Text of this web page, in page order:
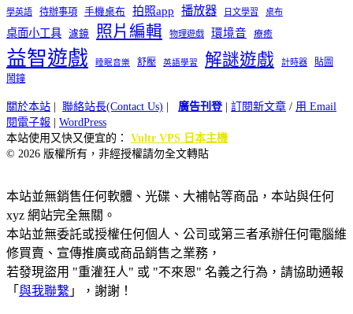
學英語 待辦事項 手機桌布 拍照app 播放器 日文學習 桌布
桌面小工具 濾鏡 照片編輯 物理遊戲 環境音 療癒
益智遊戲 睡眠音樂 舒壓 英語學習 解謎遊戲 計時器
貼圖
鬧鐘
關於本站 | 聯絡站長(Contact Us) | 廣告刊登| 訂閱新文章 / 用 Email
閱電子報 | WordPress
本站使用又快又便宜的： Vultr VPS 日本主機
© 2026 版權所有，非經授權請勿全文轉貼
本站並無銷售任何軟體、光碟、大補帖等商品，本站與任何
xyz 網站完全無關。
本站並無委託或授權任何個人、公司或第三者承辦任何電腦維
修買賣、宣傳推廣或商品銷售之業務，
若發現盜用 "重灌狂人" 或 "不來恩" 名義之行為，請協助通報
「 與我聯繫 」，謝謝！